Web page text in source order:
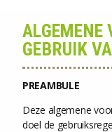
ALGEMENE
GEBRUIK
PREAMBULE
Deze algemene
doel de